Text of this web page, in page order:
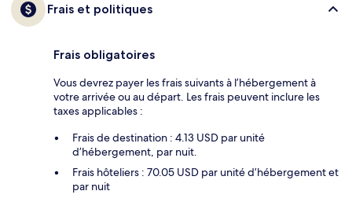
Frais et politiques
Frais obligatoires
Vous devrez payer les frais suivants à l’hébergement à
votre arrivée ou au départ. Les frais peuvent inclure les
taxes applicables :
Frais de destination : 4.13 USD par unité
d’hébergement, par nuit.
Frais hôteliers : 70.05 USD par unité d’hébergement et
par nuit